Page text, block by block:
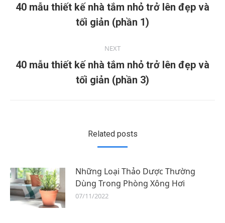
40 mẫu thiết kế nhà tắm nhỏ trở lên đẹp và
tối giản (phần 1)
NEXT
40 mẫu thiết kế nhà tắm nhỏ trở lên đẹp và
tối giản (phần 3)
Related posts
Những Loại Thảo Dược Thường
Dùng Trong Phòng Xông Hơi
07/11/2022